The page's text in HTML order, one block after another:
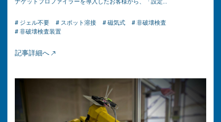
ナゲットプロファイラーを導入したお客様から、「設定…
# ジェル不要 # スポット溶接 # 磁気式
# 非破壊検査
# 非破壊検査装置
記事詳細へ